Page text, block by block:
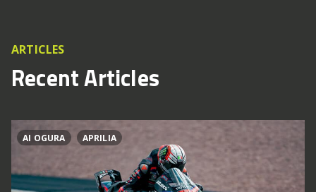
ARTICLES
Recent Articles
AI OGURA APRILIA